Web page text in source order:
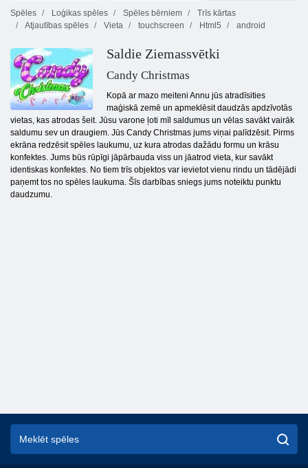
Spēles
Loģikas spēles Spēles bērniem
Trīs kārtas
Atjautības spēles
Vieta touchscreen Html5 android
Saldie Ziemassvētki
Candy Christmas
Kopā ar mazo meiteni Annu jūs atradīsities
maģiskā zemē un apmeklēsit daudzās apdzīvotās
vietas, kas atrodas šeit. Jūsu varone ļoti mīl saldumus un vēlas savākt vairāk
saldumu sev un draugiem. Jūs Candy Christmas jums viņai palīdzēsit. Pirms
ekrāna redzēsit spēles laukumu, uz kura atrodas dažādu formu un krāsu
konfektes. Jums būs rūpīgi jāpārbauda viss un jāatrod vieta, kur savākt
identiskas konfektes. No tiem trīs objektos var ievietot vienu rindu un tādējādi
paņemt tos no spēles laukuma. Šīs darbības sniegs jums noteiktu punktu
daudzumu.